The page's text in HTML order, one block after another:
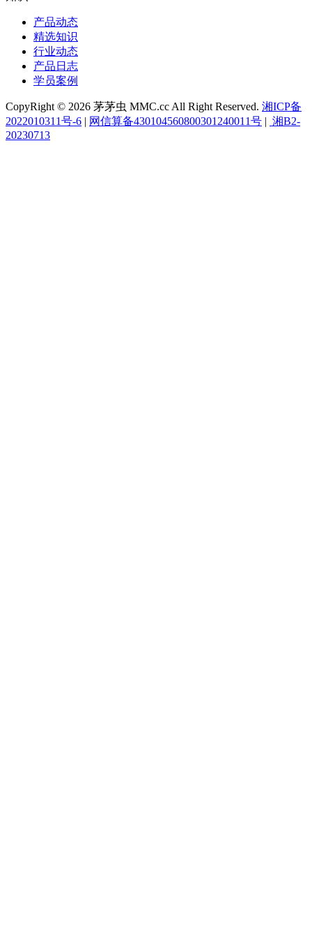
产品动态
精选知识
行业动态
产品日志
学员案例
CopyRight © 2026 茅茅虫 MMC.cc All Right Reserved. 湘ICP备
2022010311号-6 | 网信算备430104560800301240011号 | 湘B2-
20230713